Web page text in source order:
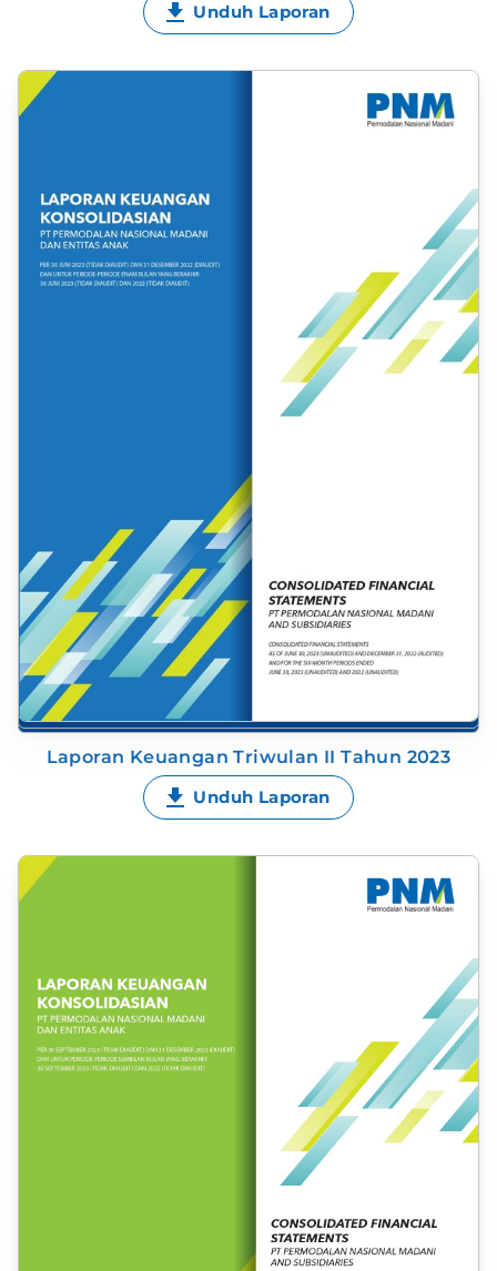
Unduh Laporan
Laporan Keuangan Triwulan II Tahun 2023
Unduh Laporan